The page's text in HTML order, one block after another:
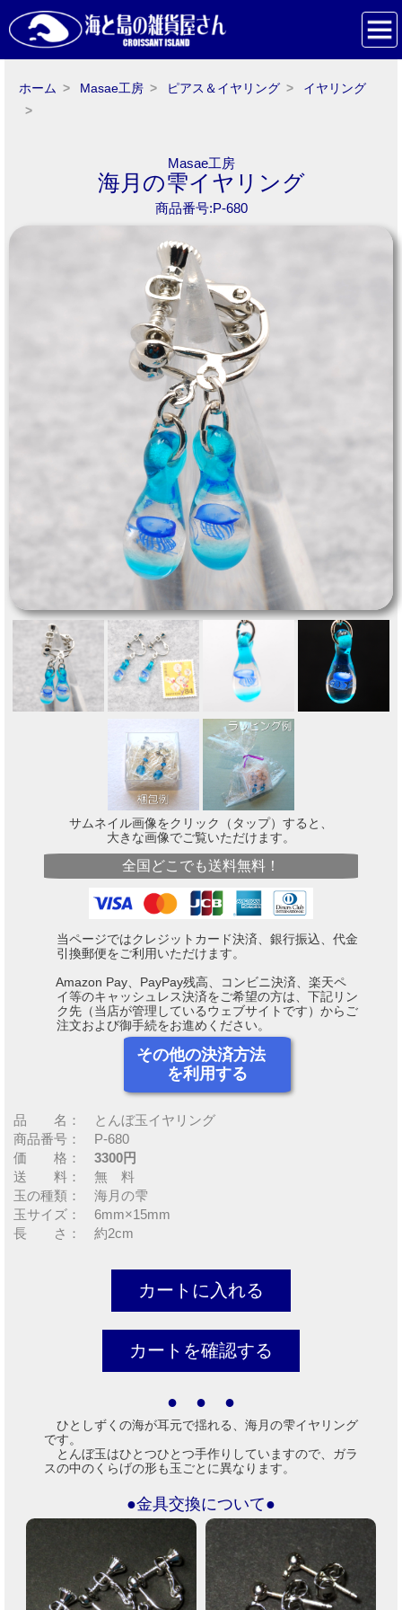
ホーム Masae工房 ピアス＆イヤリング イヤリング
Masae工房
海月の雫イヤリング
商品番号:P-680
サムネイル画像をクリック（タップ）すると、
大きな画像でご覧いただけます。
全国どこでも送料無料！
当ページではクレジットカード決済、銀行振込、代金
引換郵便をご利用いただけます。
Amazon Pay、PayPay残高、コンビニ決済、楽天ペ
イ等のキャッシュレス決済をご希望の方は、下記リン
ク先（当店が管理しているウェブサイトです）からご
注文および御手続をお進めください。
その他の決済方法
を利用する
品 名： とんぼ玉イヤリング
商品番号： P-680
価 格： 3300円
送 料： 無 料
玉の種類： 海月の雫
玉サイズ： 6mm×15mm
長 さ： 約2cm
● ● ●
ひとしずくの海が耳元で揺れる、海月の雫イヤリング
です。
とんぼ玉はひとつひとつ手作りしていますので、ガラ
スの中のくらげの形も玉ごとに異なります。
●金具交換について●